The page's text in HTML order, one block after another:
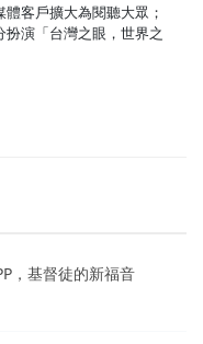
客戶擴大為閱聽大眾；
演「台灣之眼，世界之
，基督徒的新福音